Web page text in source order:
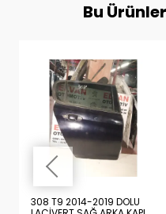
Bu
308 T9 2014-2019 DOLU